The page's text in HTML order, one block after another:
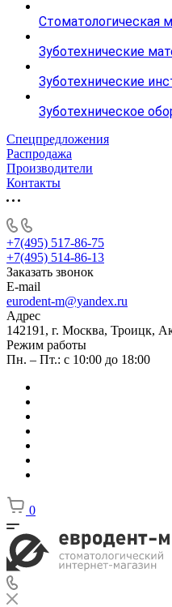
Стоматологическая
Зуботехнические
Зуботехнические
Зуботехническое
Спецпредложения
Распродажа
Производители
Контакты
+7(495) 517-86-75
+7(495) 514-86-13
Заказать звонок
E-mail
eurodent-m@yandex.ru
Адрес
142191, г. Москва, Троицк,
Режим работы
Пн. – Пт.: с 10:00 до 18:00
0